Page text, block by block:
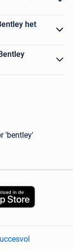
het
'bentley'